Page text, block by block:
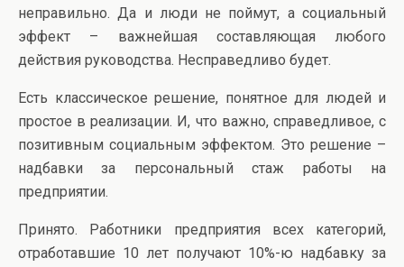
неправильно. Да и люди не поймут, а социальный
эффект – важнейшая составляющая любого
действия руководства. Несправедливо будет.
Есть классическое решение, понятное для людей и
простое в реализации. И, что важно, справедливое, с
позитивным социальным эффектом. Это решение –
надбавки за персональный стаж работы на
предприятии.
Принято. Работники предприятия всех категорий,
отработавшие 10 лет получают 10%-ю надбавку за